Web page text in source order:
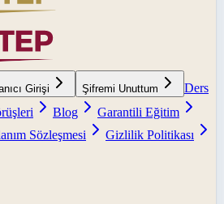
Girişi Şifremi Unuttum
Ders
Blog
Garantili Eğitim
Sözleşmesi
Gizlilik Politikası